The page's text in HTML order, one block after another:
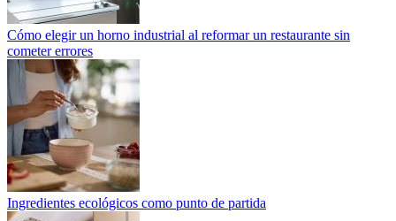
Cómo elegir un horno industrial al reformar un restaurante sin
cometer errores
Ingredientes ecológicos como punto de partida